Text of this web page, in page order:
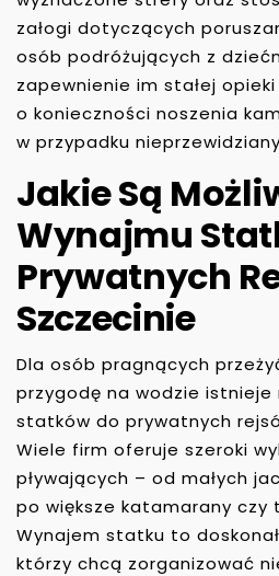
załogi dotyczących
osób podróżujących z
zapewnienie im stałej
o konieczności noszenia
w przypadku
Jakie Są
Wynajmu
Prywatnych
Szczecinie
Dla osób pragnących
przygodę na wodzie istnieje
statków do prywatnych
Wiele firm oferuje szeroki
pływających – od małych
po większe katamarany czy
Wynajem statku to
którzy chcą zorganizować